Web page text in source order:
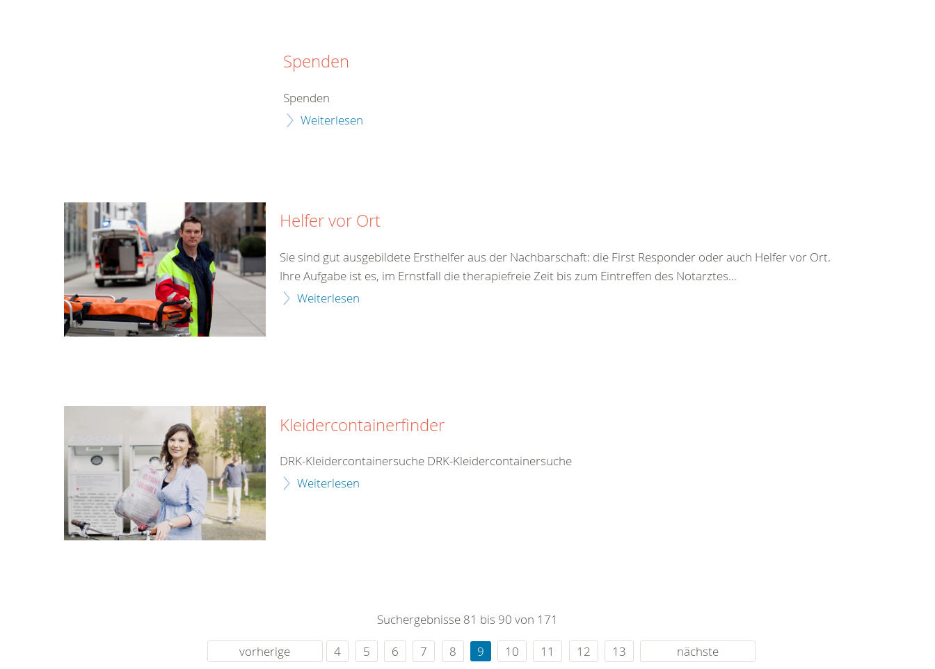
Spenden
Spenden
Weiterlesen
Helfer vor Ort
Sie sind gut ausgebildete Ersthelfer aus der Nachbarschaft: die First Responder oder auch Helfer vor Ort.
Ihre Aufgabe ist es, im Ernstfall die therapiefreie Zeit bis zum Eintreffen des Notarztes...
Weiterlesen
Kleidercontainerfinder
DRK-Kleidercontainersuche DRK-Kleidercontainersuche
Weiterlesen
Suchergebnisse 81 bis 90 von 171
vorherige
4 5 6 7 8 9 10 11 12 13 nächste